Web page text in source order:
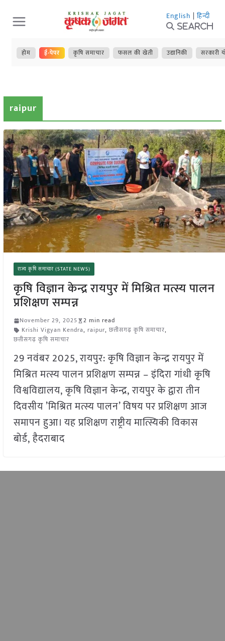
Skip
to
content
English | हिन्दी
Search
होम ई-पेपर कृषि समाचार फसल की खेती उद्यानिकी सरकारी
raipur
राज्य कृषि समाचार (STATE NEWS)
कृषि विज्ञान केन्द्र रायपुर में मिश्रित मत्स्य पालन
प्रशिक्षण सम्पन्न
November 29, 2025
2 min read
Krishi Vigyan Kendra, raipur, छत्तीसगढ़ कृषि समाचार,
छत्तीसगढ़ कृषि समाचार
29 नवंबर 2025, रायपुर: कृषि विज्ञान केन्द्र रायपुर में
मिश्रित मत्स्य पालन प्रशिक्षण सम्पन्न – इंदिरा गांधी कृषि
विश्वविद्यालय, कृषि विज्ञान केन्द्र, रायपुर के द्वारा तीन
दिवसीय ’मिश्रित मत्स्य पालन’ विषय पर प्रशिक्षण आज
समापन हुआ। यह प्रशिक्षण राष्ट्रीय मात्स्यिकी विकास
बोर्ड, हैदराबाद